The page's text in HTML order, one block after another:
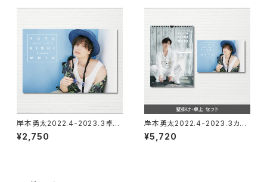
岸本勇太2022.4-2023.3卓上
カレンダー
¥2,750
岸本勇太2022.4-2023.3カレ
ンダー（卓上・壁掛けセット）
¥5,720